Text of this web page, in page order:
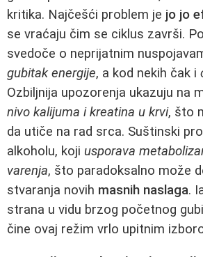
kritika. Najčešći problem je jo jo
se vraćaju čim se ciklus završi.
svedoče o neprijatnim
gubitak energije, a kod nekih čak i
Ozbiljnija upozorenja ukazuju na
nivo kalijuma i kreatina u krvi, što
da utiče na rad srca. Suštinski
alkoholu, koji usporava
varenja, što paradoksalno može
stvaranja novih masnih naslaga.
strana u vidu brzog početnog
čine ovaj režim vrlo upitnim